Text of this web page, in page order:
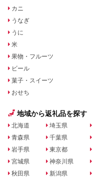
カニ
うなぎ
うに
米
果物・フルーツ
ビール
菓子・スイーツ
おせち
地域から返礼品を探す
北海道
青森県
岩手県
宮城県
秋田県
埼玉県
千葉県
東京都
神奈川県
新潟県